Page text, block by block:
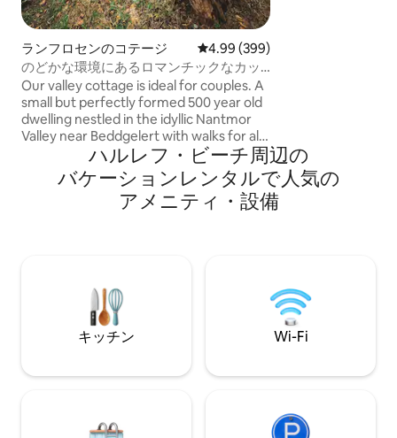
ランフロセンのコテージ レビュー399件、5つ星中4.99つ
4.99 (399)
のどかな環境にあるロマンチックなカッ
プル向けコテージ
Our valley cottage is ideal for couples. A
small but perfectly formed 500 year old
dwelling nestled in the idyllic Nantmor
Valley near Beddgelert with walks for all
abilities directly from the front door We
have gorgeous views to sit & gaze out
onto through the wall of glass from
inside this pretty home The woodburner
ムを楽しむことも
ハルレフ・ビーチ⁠周⁠辺⁠の
バ⁠ケ⁠ー⁠シ⁠ョ⁠ン⁠レ⁠ン⁠タ⁠ル⁠で人⁠気⁠の
ア⁠メ⁠ニ⁠テ⁠ィ⁠・⁠設⁠備
キッチン Wi-Fi